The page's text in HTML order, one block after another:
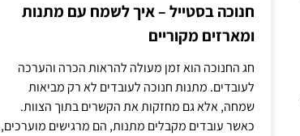
חנוכה בסטייל – איך לשמח עם מתנות
ומארזים מקוריים
חג החנוכה הוא זמן מעולה להראות הכרה והערכה
לעובדים. מתנות חנוכה לעובדים לא רק מביאות
שמחה, אלא גם מחזקות את הקשרים בתוך הצוות.
כאשר עובדים מקבלים מתנות, הם מרגישים מוערכים,